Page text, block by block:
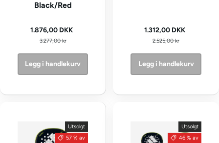
Black/Red
Kampanjepris
1.876,00 DKK
Vanlig pris
3.277,00 kr
Legg i handlekurv
Kampanjepris
1.312,00 DKK
Vanlig pris
2.525,00 kr
Legg i handlekurv
Utsolgt
57 % av
Utsolgt
46 % av